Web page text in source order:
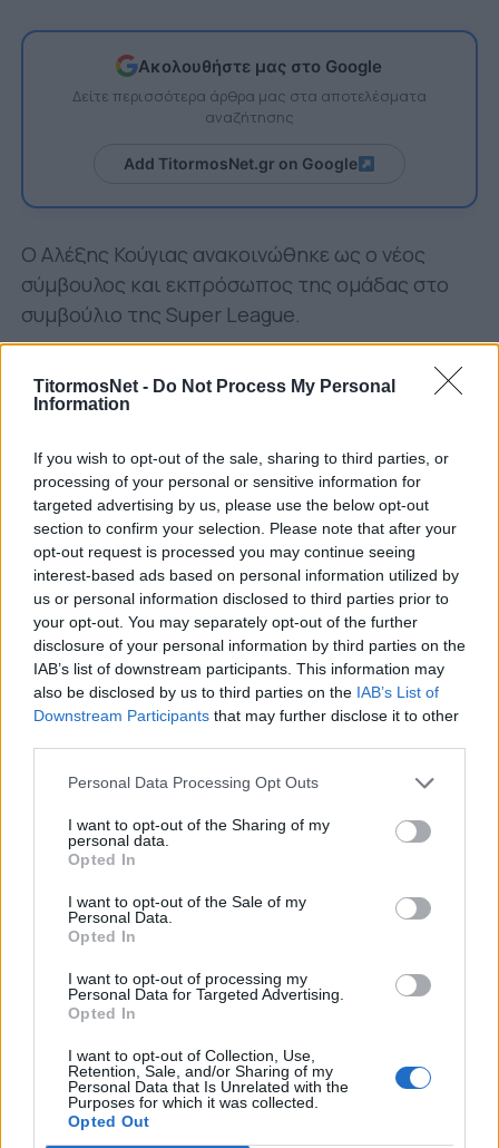
TitormosNet - Do Not Process My Personal
Information
If you wish to opt-out of the sale, sharing to third parties, or
processing of your personal or sensitive information for
targeted advertising by us, please use the below opt-out
section to confirm your selection. Please note that after your
opt-out request is processed you may continue seeing
interest-based ads based on personal information utilized by
us or personal information disclosed to third parties prior to
your opt-out. You may separately opt-out of the further
disclosure of your personal information by third parties on the
IAB’s list of downstream participants. This information may
also be disclosed by us to third parties on the IAB’s List of
Downstream Participants that may further disclose it to other
Personal Data Processing Opt Outs
I want to opt-out of the Sharing of my
personal data.
Opted In
I want to opt-out of the Sale of my
Personal Data.
Opted In
I want to opt-out of processing my
Personal Data for Targeted Advertising.
Opted In
I want to opt-out of Collection, Use,
Retention, Sale, and/or Sharing of my
Personal Data that Is Unrelated with the
Purposes for which it was collected.
Opted Out
Ακολουθήστε μας στο Google
Δείτε περισσότερα άρθρα μας στα αποτελέσματα
αναζήτησης
Add TitormosNet.gr on Google
Ο Αλέξης Κούγιας ανακοινώθηκε ως ο νέος
σύμβουλος και εκπρόσωπος της ομάδας στο
συμβούλιο της Super League.
Φιλοξενήθηκε στον αέρα της ΕΡΑ ΣΠΟΡ και την
εκπομπή «Τελευταία Σελίδα» με τον Άγγελο
Μεταξύ άλλων, αναφέρθηκε στον κύριο ρόλο
του στην ομάδα που είναι να«ξεβρωμίσει το
Ελληνικό ποδόσφαιρο». Τόνισε πως υπάρχει
τόσο η θέληση όσο και τα στοιχεία για να
καταφέρει να πραγματοποιηθεί αυτό.
«Σκοπός ζωής είναι να ταυτίσω το όνομά μου,
μαζί με του Βαγγέλη Μαρινάκη και μαζί με το
τεράστιο κοινωνικό ποδοσφαιρικό γεγονός που
είναι ο Ολυμπιακός, για την εξυγίανση του
Ελληνικού ποδοσφαίρου. Θέλω να προσφέρω
στο Ελληνικό ποδόσφαιρο όλα αυτά που
ονειρεύομαι όλα αυτά τα χρόνια».